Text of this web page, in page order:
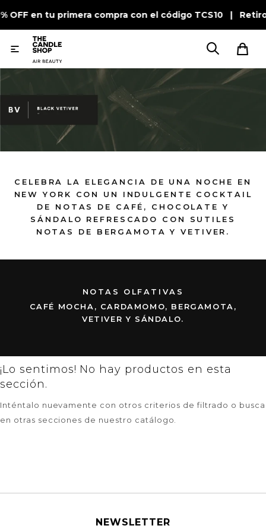
OFF en tu primera compra con el código TCS10 |

CELEBRA LA ELEGANCIA DE UNA NOCHE EN
NEW YORK CON UN INDULGENTE COCKTAIL
DE NOTAS DE CAFÉ, CHOCOLATE Y
SÁNDALO REFRESCADO CON SUTILES
NOTAS DE BERGAMOTA Y VETIVER.
NOTAS OLFATIVAS
CAFÉ MOCHA, CARDAMOMO, BERGAMOTA,
VETIVER Y SÁNDALO.
¡Lo sentimos! No hay productos en esta
sección.
Inténtalo nuevamente con otros criterios de filtrado o busca
en otras secciones de nuestro catálogo.
NEWSLETTER